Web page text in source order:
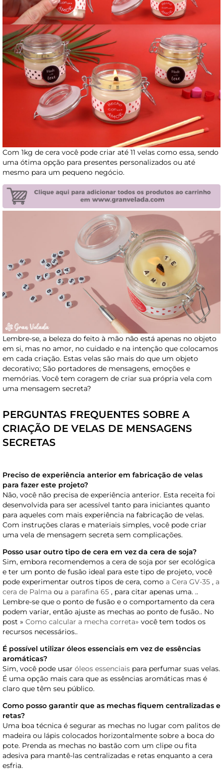
Com 1kg de cera você pode criar até 11 velas como essa, sendo
uma ótima opção para presentes personalizados ou até
mesmo para um pequeno negócio.
Lembre-se, a beleza do feito à mão não está apenas no objeto
em si, mas no amor, no cuidado e na intenção que colocamos
em cada criação. Estas velas são mais do que um objeto
decorativo; São portadores de mensagens, emoções e
memórias. Você tem coragem de criar sua própria vela com
uma mensagem secreta?
PERGUNTAS FREQUENTES SOBRE A
CRIAÇÃO DE VELAS DE MENSAGENS
SECRETAS
Preciso de experiência anterior em fabricação de velas
para fazer este projeto?
Não, você não precisa de experiência anterior. Esta receita foi
desenvolvida para ser acessível tanto para iniciantes quanto
para aqueles com mais experiência na fabricação de velas.
Com instruções claras e materiais simples, você pode criar
uma vela de mensagem secreta sem complicações.
Posso usar outro tipo de cera em vez da cera de soja?
Sim, embora recomendemos a cera de soja por ser ecológica
e ter um ponto de fusão ideal para este tipo de projeto, você
pode experimentar outros tipos de cera, como a Cera GV-35 , a
cera de Palma ou a parafina 65 , para citar apenas uma. ..
Lembre-se que o ponto de fusão e o comportamento da cera
podem variar, então ajuste as mechas ao ponto de fusão.. No
post » Como calcular a mecha correta» você tem todos os
recursos necessários..
É possível utilizar óleos essenciais em vez de essências
aromáticas?
Sim, você pode usar óleos essenciais para perfumar suas velas.
É uma opção mais cara que as essências aromáticas mas é
claro que têm seu público.
Como posso garantir que as mechas fiquem centralizadas e
retas?
Uma boa técnica é segurar as mechas no lugar com palitos de
madeira ou lápis colocados horizontalmente sobre a boca do
pote. Prenda as mechas no bastão com um clipe ou fita
adesiva para mantê-las centralizadas e retas enquanto a cera
esfria.